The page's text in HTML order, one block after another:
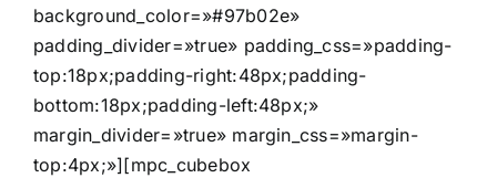
background_color=»#97b02e»
padding_divider=»true» padding_css=»padding-
top:18px;padding-right:48px;padding-
bottom:18px;padding-left:48px;»
margin_divider=»true» margin_css=»margin-
top:4px;»][mpc_cubebox